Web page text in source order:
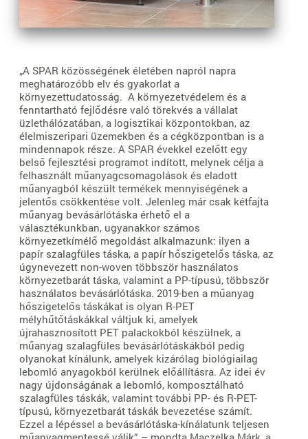
„A SPAR közösségének életében napról napra
meghatározóbb elv és gyakorlat a
környezettudatosság. A környezetvédelem és a
fenntartható fejlődésre való törekvés a vállalat
üzlethálózatában, a logisztikai központokban, az
élelmiszeripari üzemekben és a cégközpontban is a
mindennapok része. A SPAR évekkel ezelőtt egy
belső fejlesztési programot indított, melynek célja a
felhasznált műanyagcsomagolások és eladott
műanyagból készült termékek mennyiségének a
jelentős csökkentése volt. Jelenleg már csak kétfajta
műanyag bevásárlótáska érhető el a
választékunkban, ugyanakkor számos
környezetkímélő megoldást alkalmazunk: ilyen a
papír szalagfüles táska, a papír hőszigetelős táska, az
úgynevezett non-woven többször használatos
környezetbarát táska, valamint a PP-típusú, többször
használatos bevásárlótáska. 2019-ben a műanyag
hőszigetelős táskákat is olyan R-PET
mélyhűtőtáskákkal váltjuk ki, amelyek
újrahasznosított PET palackokból készülnek, a
műanyag szalagfüles bevásárlótáskákból pedig
olyanokat kínálunk, amelyek kizárólag biológiailag
lebomló anyagokból kerülnek előállításra. Az idei év
nagy újdonságának a lebomló, komposztálható
szalagfüles táskák, valamint további PP- és R-PET-
típusú, környezetbarát táskák bevezetése számít.
Ezzel a lépéssel a bevásárlótáska-kínálatunk teljesen